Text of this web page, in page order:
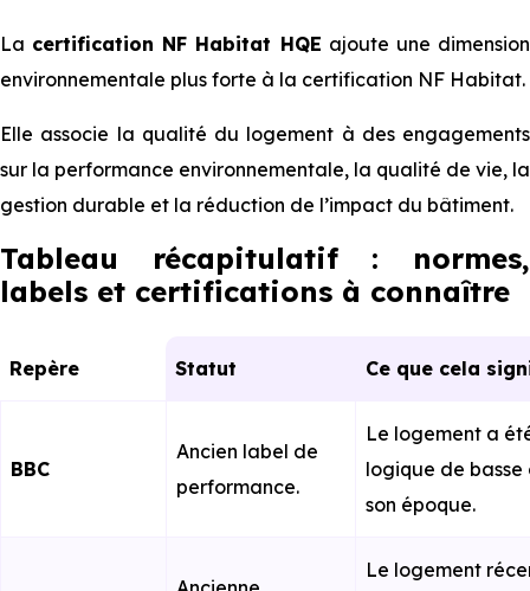
La certification NF Habitat HQE ajoute une dimension
environnementale plus forte à la certification NF Habitat.
Elle associe la qualité du logement à des engagements
sur la performance environnementale, la qualité de vie, la
gestion durable et la réduction de l’impact du bâtiment.
Tableau récapitulatif : normes,
labels et certifications à connaître
Repère Statut Ce que cela
BBC
Ancien label de
performance.
Le logement a
logique de basse
son époque.
Le logement